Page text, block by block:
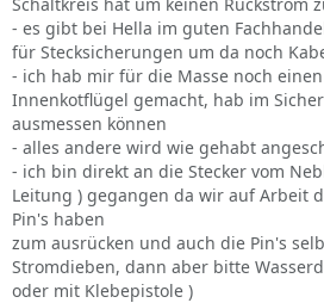
- es gibt bei Hella im guten
für Stecksicherungen um da noch
- ich hab mir für die Masse noch
Innenkotflügel gemacht, hab im
ausmessen können
- alles andere wird wie gehabt
- ich bin direkt an die Stecker vom
Leitung ) gegangen da wir auf Arbeit
Pin's haben
zum ausrücken und auch die Pin's
Stromdieben, dann aber bitte
oder mit Klebepistole )